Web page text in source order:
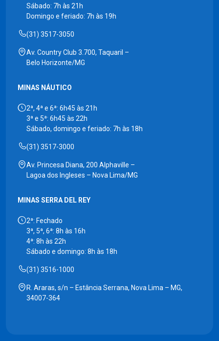
Sábado: 7h às 21h
Domingo e feriado: 7h às 19h
(31) 3517-3050
Av. Country Club 3.700, Taquaril –
Belo Horizonte/MG
MINAS NÁUTICO
2ª, 4ª e 6ª: 6h45 às 21h
3ª e 5ª: 6h45 às 22h
Sábado, domingo e feriado: 7h às 18h
(31) 3517-3000
Av. Princesa Diana, 200 Alphaville –
Lagoa dos Ingleses – Nova Lima/MG
MINAS SERRA DEL REY
2ª: Fechado
3ª, 5ª, 6ª: 8h às 16h
4ª: 8h às 22h
Sábado e domingo: 8h às 18h
(31) 3516-1000
R. Araras, s/n – Estância Serrana, Nova Lima – MG,
34007-364